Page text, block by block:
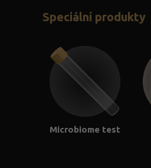
Speciální produkty
Microbiome test